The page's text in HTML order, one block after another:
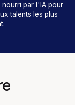
nourri par l'IA pour
talents les plus